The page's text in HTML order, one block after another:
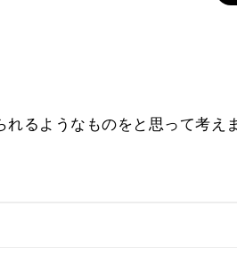
るようなものをと思って考え